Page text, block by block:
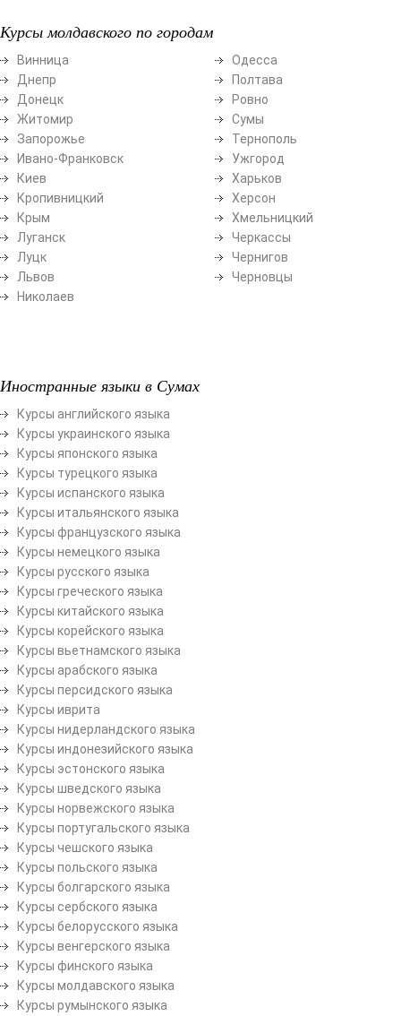
Курсы молдавского по городам
Винница
Днепр
Донецк
Житомир
Запорожье
Ивано-Франковск
Киев
Кропивницкий
Крым
Луганск
Луцк
Львов
Николаев
Одесса
Полтава
Ровно
Сумы
Тернополь
Ужгород
Харьков
Херсон
Хмельницкий
Черкассы
Чернигов
Черновцы
Иностранные языки в Сумах
Курсы английского языка
Курсы украинского языка
Курсы японского языка
Курсы турецкого языка
Курсы испанского языка
Курсы итальянского языка
Курсы французского языка
Курсы немецкого языка
Курсы русского языка
Курсы греческого языка
Курсы китайского языка
Курсы корейского языка
Курсы вьетнамского языка
Курсы арабского языка
Курсы персидского языка
Курсы иврита
Курсы нидерландского языка
Курсы индонезийского языка
Курсы эстонского языка
Курсы шведского языка
Курсы норвежского языка
Курсы португальского языка
Курсы чешского языка
Курсы польского языка
Курсы болгарского языка
Курсы сербского языка
Курсы белорусского языка
Курсы венгерского языка
Курсы финского языка
Курсы молдавского языка
Курсы румынского языка